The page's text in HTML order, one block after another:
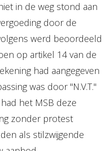
in de weg stond aan
door de
werd beoordeeld
op artikel 14 van de
had aangegeven
was door "N.V.T."
het MSB deze
zonder protest
als stilzwijgende